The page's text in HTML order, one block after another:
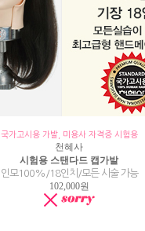
국가고시용 가발, 미용사 자격증 시험용
천혜사
시험용 스탠다드 캡가발
인모100%/18인치/모든 시술 가능
102,000원